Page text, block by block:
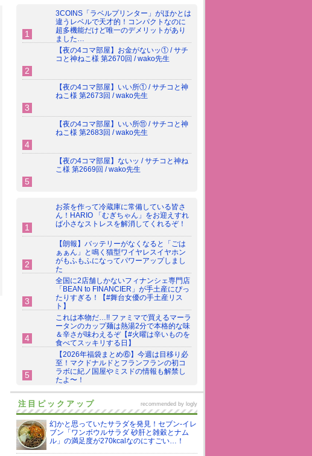
3COINS「ラベルプリンター」がほかとは
違うレベルで天才的！コンパクトなのに
超多機能だけど唯一のデメリットがあり
ました…
【夜の4コマ部屋】お金がないッ① / サチ
コと神ねこ様 第2670回 / wako先生
【夜の4コマ部屋】いい所① / サチコと神
ねこ様 第2673回 / wako先生
【夜の4コマ部屋】いい所⑪ / サチコと神
ねこ様 第2683回 / wako先生
【夜の4コマ部屋】ないッ / サチコと神ね
こ様 第2669回 / wako先生
お茶を作って冷蔵庫に常備している皆さ
ん！HARIO 「むぎちゃん」をお迎えすれ
ば小さなストレスを解消してくれるぞ！
【朗報】バッテリーがなくなると「ごは
ぁぁん」と鳴く猫型ワイヤレスイヤホン
がもふもふになってパワーアップしまし
た
全国に2店舗しかないフィナンシェ専門店
「BEAN to FINANCIER」が手土産にぴっ
たりすぎる！【#舞台女優の手土産リス
ト】
これは本物だ…!! ファミマで買えるマーラ
ータンのカップ麺は熱湯2分で本格的な味
＆辛さが味わえるぞ【#火曜は辛いものを
食べてスッキリする日】
【2026年福袋まとめ⑥】今週は目移り必
至！マクドナルドとフランフランの初コ
ラボに紀ノ国屋やミスドの情報も解禁し
たよ〜！
注目ピックアップ
幻かと思っていたサラダを発見！セブン-イレ
ブン「ワンボウルサラダ 砂肝と雑穀とナム
ル」の満足度が270kcalなのにすごい…！
recommended by logly